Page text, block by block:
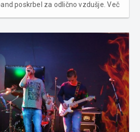
poskrbel za odlično vzdušje. Več